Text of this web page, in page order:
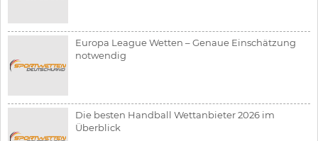
Europa League Wetten – Genaue Einschätzung
notwendig
Die besten Handball Wettanbieter 2026 im
Überblick